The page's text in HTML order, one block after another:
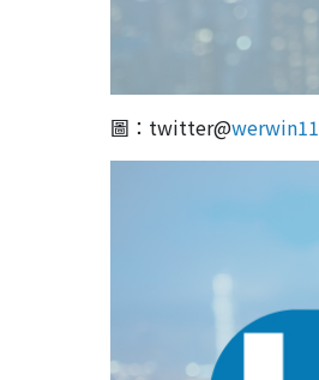
圖：twitter@werwin11